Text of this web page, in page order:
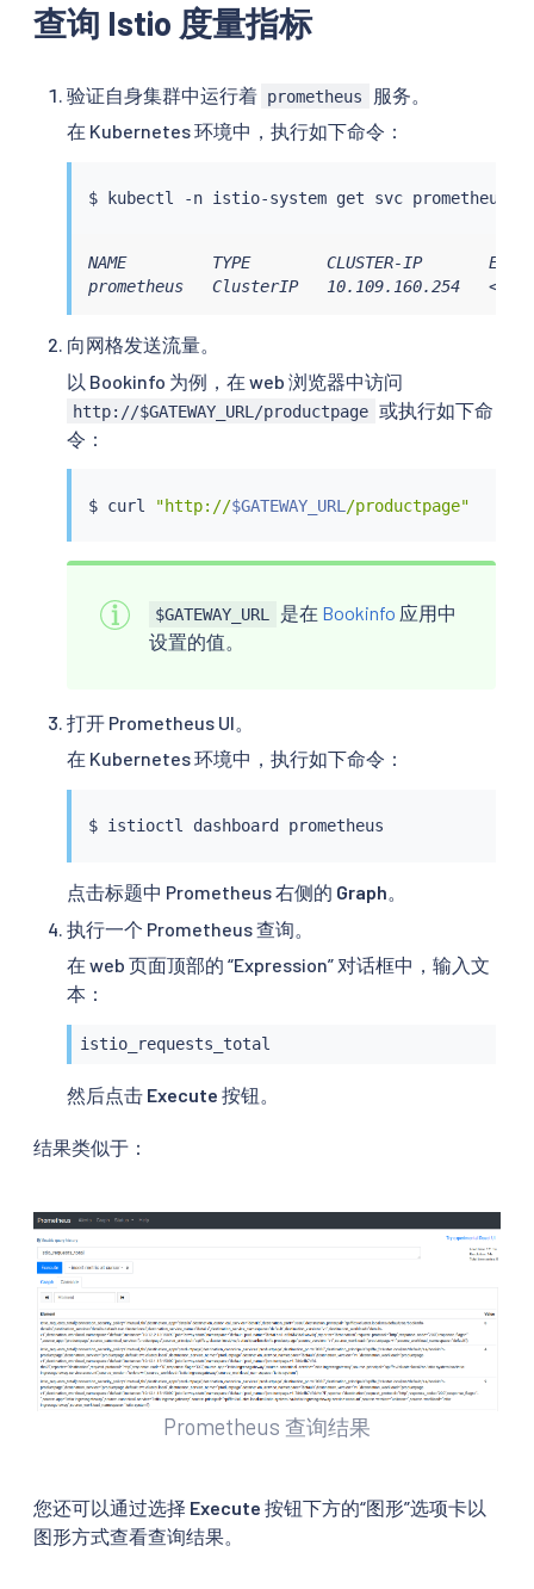
查询 Istio 度量指标
验证自身集群中运行着 prometheus
服务。
在 Kubernetes 环境中，执行如下命令：
$ kubectl
NAME         TYPE        CLUSTER-IP
prometheus   ClusterIP   10.109.160.254
向网格发送流量。
以 Bookinfo 为例，在 web 浏览器中访问
http://$GATEWAY_URL/productpage 或执行如下命
令：
$ curl "http://$GATEWAY_URL /productpage"
$GATEWAY_URL 是在 Bookinfo 应用中
设置的值。
打开 Prometheus UI。
在 Kubernetes 环境中，执行如下命令：
$ istioctl
点击标题中 Prometheus 右侧的 Graph。
执行一个 Prometheus 查询。
在 web 页面顶部的 “Expression” 对话框中，输入文
本：
istio_requests_total
然后点击 Execute 按钮。
结果类似于：
Prometheus 查询结果
您还可以通过选择 Execute 按钮下方的“图形”选项卡以
图形方式查看查询结果。